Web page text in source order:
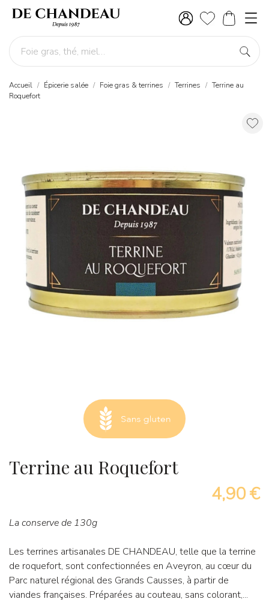
Accueil Épicerie salée Foie gras & terrines Terrines
Terrine au
Roquefort
Terrine au Roquefort
4,90 €
La conserve de 130g
Les terrines artisanales DE CHANDEAU, telle que la terrine
de roquefort, sont confectionnées en Aveyron, au cœur du
Parc naturel régional des Grands Causses, à partir de
viandes françaises. Préparées au couteau, sans colorant,...